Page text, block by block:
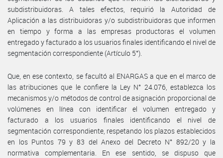
subdistribuidoras. A tales efectos, requirió la Autoridad de
Aplicación a las distribuidoras y/o subdistribuidoras que informen
en tiempo y forma a las empresas productoras el volumen
entregado y facturado a los usuarios finales identificando el nivel de
segmentación correspondiente (Artículo 5°).
Que, en ese contexto, se facultó al ENARGAS a que en el marco de
las atribuciones que le confiere la Ley N° 24.076, establezca los
mecanismos y/o métodos de control de asignación proporcional de
volúmenes en línea con identificar el volumen entregado y
facturado a los usuarios finales identificando el nivel de
segmentación correspondiente, respetando los plazos establecidos
en los Puntos 79 y 83 del Anexo del Decreto N° 892/20 y la
normativa complementaria. En ese sentido, se dispuso que